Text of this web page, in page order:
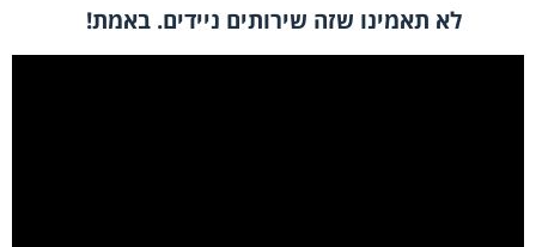
לא תאמינו שזה שירותים ניידים. באמת!